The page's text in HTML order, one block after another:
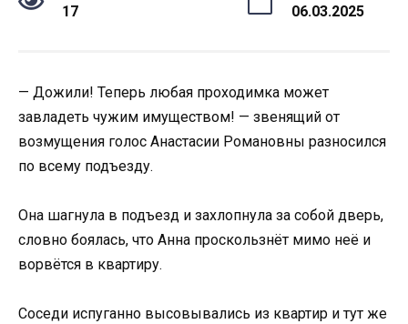
17 06.03.2025
— Дожили! Теперь любая проходимка может
завладеть чужим имуществом! — звенящий от
возмущения голос Анастасии Романовны разносился
по всему подъезду.
Она шагнула в подъезд и захлопнула за собой дверь,
словно боялась, что Анна проскользнёт мимо неё и
ворвётся в квартиру.
Соседи испуганно высовывались из квартир и тут же